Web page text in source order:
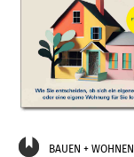
BAUEN + WOHNEN